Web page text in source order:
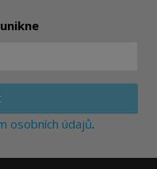
osobních údajů.